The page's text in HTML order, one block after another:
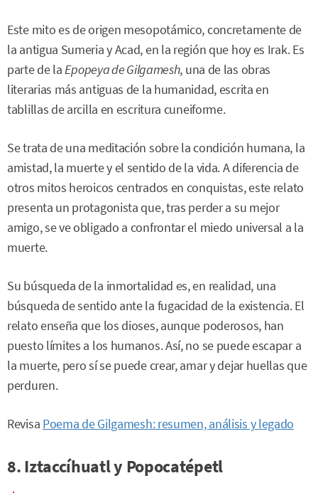
Este mito es de origen mesopotámico, concretamente de
la antigua Sumeria y Acad, en la región que hoy es Irak. Es
parte de laEpopeya de Gilgamesh, una de las obras
literarias más antiguas de la humanidad, escrita en
tablillas de arcilla en escritura cuneiforme.
Se trata de una meditación sobre la condición humana, la
amistad, la muerte y el sentido de la vida. A diferencia de
otros mitos heroicos centrados en conquistas, este relato
presenta un protagonista que, tras perder a su mejor
amigo, se ve obligado a confrontar el miedo universal a la
muerte.
Su búsqueda de la inmortalidad es, en realidad, una
búsqueda de sentido ante la fugacidad de la existencia. El
relato enseña que los dioses, aunque poderosos, han
puesto límites a los humanos. Así, no se puede escapar a
la muerte, pero sí se puede crear, amar y dejar huellas que
perduren.
Revisa Poema de Gilgamesh: resumen, análisis y legado
8. Iztaccíhuatl y Popocatépetl